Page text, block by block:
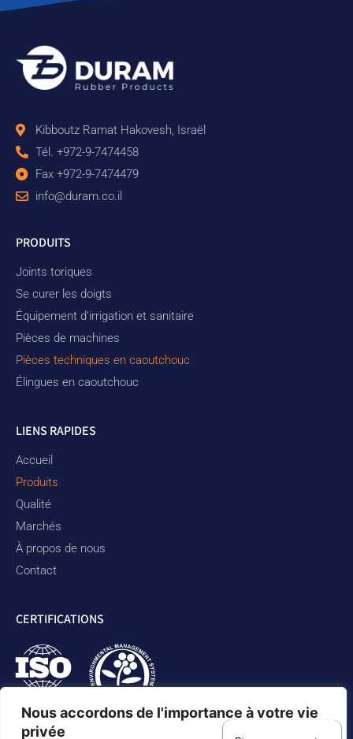
Nous accordons de l'importance à votre vie
privée
Kibboutz Ramat Hakovesh, Israël
Tél. +972-9-7474458
Fax +972-9-7474479
info@duram.co.il
PRODUITS
Joints toriques
Se curer les doigts
Équipement d'irrigation et sanitaire
Pièces de machines
Pièces techniques en caoutchouc
Élingues en caoutchouc
LIENS RAPIDES
Accueil
Produits
Qualité
Marchés
À propos de nous
Contact
CERTIFICATIONS